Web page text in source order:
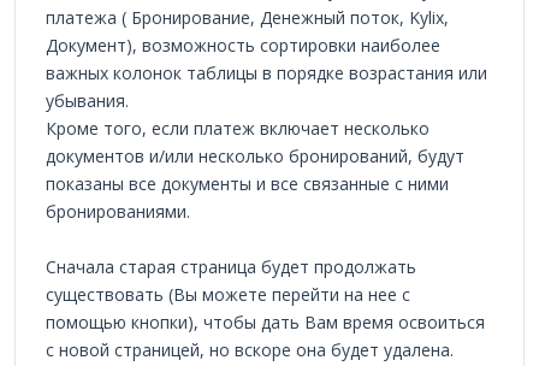
платежа ( Бронирование, Денежный поток, Kylix,
Документ), возможность сортировки наиболее
важных колонок таблицы в порядке возрастания или
убывания.
Кроме того, если платеж включает несколько
документов и/или несколько бронирований, будут
показаны все документы и все связанные с ними
бронированиями.
Сначала старая страница будет продолжать
существовать (Вы можете перейти на нее с
помощью кнопки), чтобы дать Вам время освоиться
с новой страницей, но вскоре она будет удалена.